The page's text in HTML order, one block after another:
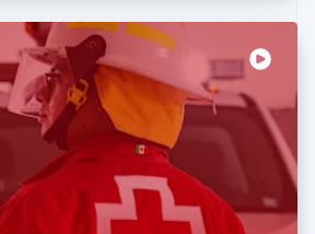
English